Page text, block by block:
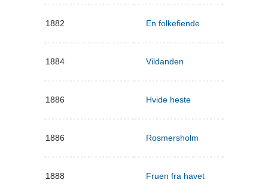
1882 En folkefiende
1884 Vildanden
1886 Hvide heste
1886 Rosmersholm
1888 Fruen fra havet